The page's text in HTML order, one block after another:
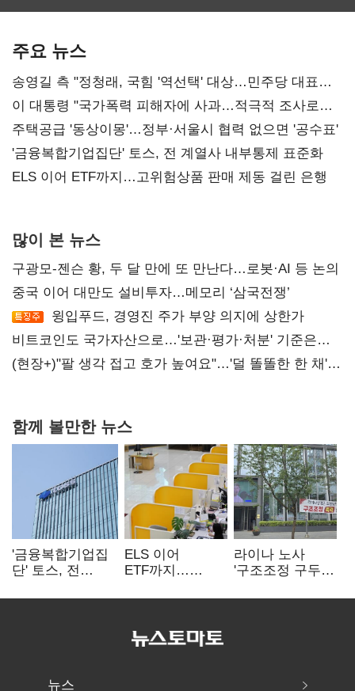
주요 뉴스
송영길 측 "정청래, 국힘 '역선택' 대상…민주당 대표로
총선 지휘 못해"
이 대통령 "국가폭력 피해자에 사과…적극적 조사로
진실 밝혀야"
주택공급 '동상이몽'…정부·서울시 협력 없으면 '공수표'
'금융복합기업집단' 토스, 전 계열사 내부통제 표준화
ELS 이어 ETF까지…고위험상품 판매 제동 걸린 은행
많이 본 뉴스
구광모-젠슨 황, 두 달 만에 또 만난다…로봇·AI 등 논의
중국 이어 대만도 설비투자…메모리 ‘삼국전쟁’
윙입푸드, 경영진 주가 부양 의지에 상한가
비트코인도 국가자산으로…'보관·평가·처분' 기준은
숙제
(현장+)"팔 생각 접고 호가 높여요"…'덜 똘똘한 한 채'
함께 볼만한 뉴스
'금융복합기업집
단' 토스, 전
표준화
ELS 이어
ETF까지…
제동 걸린 은행
라이나 노사
'구조조정 구두
뉴스